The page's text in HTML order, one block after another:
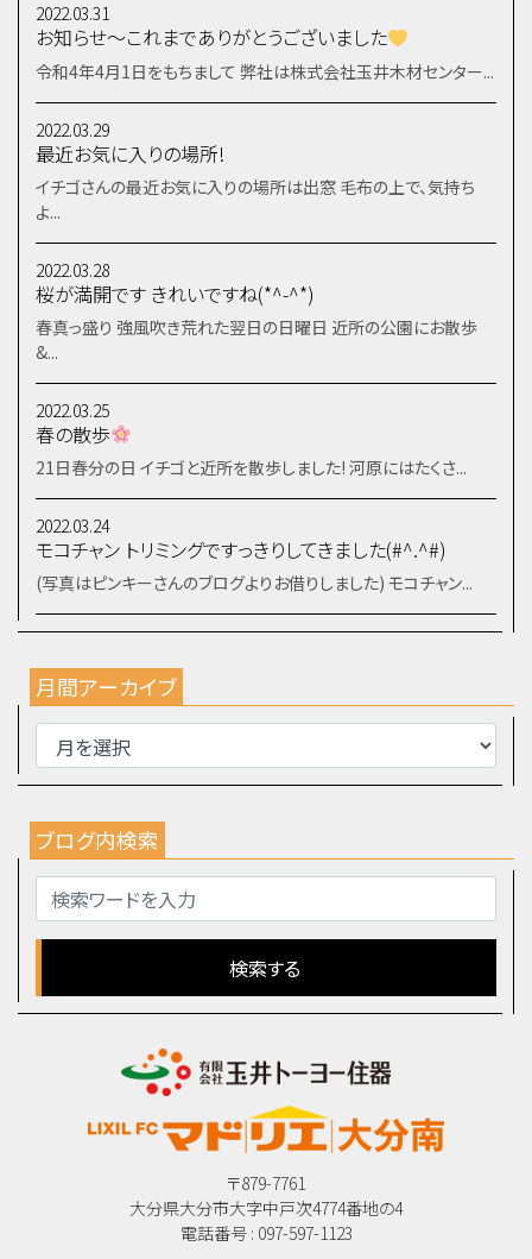
2022.03.31
お知らせ～これまでありがとうございました
令和4年4月1日をもちまして 弊社は株式会社玉井木材センター...
2022.03.29
最近お気に入りの場所!
イチゴさんの最近お気に入りの場所は出窓 毛布の上で、気持ち
よ...
2022.03.28
桜が満開です きれいですね(*^-^*)
春真っ盛り 強風吹き荒れた翌日の日曜日 近所の公園にお散歩
&...
2022.03.25
春の散歩
21日春分の日 イチゴと近所を散歩しました! 河原にはたくさ...
2022.03.24
モコチャン トリミングですっきりしてきました(#^.^#)
(写真はピンキーさんのブログよりお借りしました) モコチャン...
月間アーカイブ
ブログ内検索
〒879-7761
大分県大分市大字中戸次4774番地の4
電話番号 : 097-597-1123